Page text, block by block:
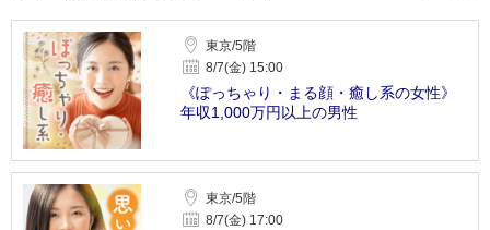
東京/5階
8/7(金) 15:00
《ぽっちゃり・まる顔・癒し系の女性》
年収1,000万円以上の男性
東京/5階
8/7(金) 17:00